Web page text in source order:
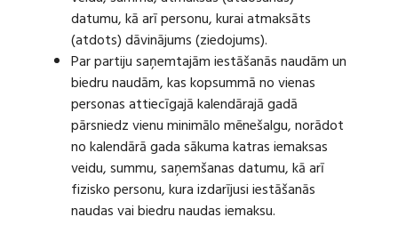
datumu, kā arī personu, kurai atmaksāts
(atdots) dāvinājums (ziedojums).
Par partiju saņemtajām iestāšanās naudām un
biedru naudām, kas kopsummā no vienas
personas attiecīgajā kalendārajā gadā
pārsniedz vienu minimālo mēnešalgu, norādot
no kalendārā gada sākuma katras iemaksas
veidu, summu, saņemšanas datumu, kā arī
fizisko personu, kura izdarījusi iestāšanās
naudas vai biedru naudas iemaksu.